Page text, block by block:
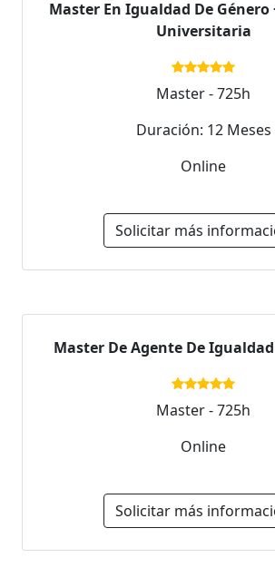
Master En Igualdad De
Universitaria
Master - 725h
Duración: 12 Meses
Online
Solicitar más
Master De Agente De
Master - 725h
Online
Solicitar más